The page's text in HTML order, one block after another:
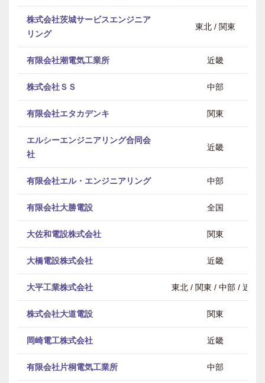
株式会社茨城サービスエンジニア
リング
東北 / 関東
有限会社潮電気工業所 近畿
株式会社ＳＳ 中部
有限会社エタカデンキ 関東
エルシーエンジニアリング合同会
社
近畿
有限会社エル・エンジニアリング 中部
有限会社大勝電設 全国
大佐和電設株式会社 関東
大橋電設株式会社 近畿
大平工業株式会社 東北 / 関東 / 中部 / 近畿
株式会社大道電設 関東
岡崎電工株式会社 近畿
有限会社片桐電気工業所 中部